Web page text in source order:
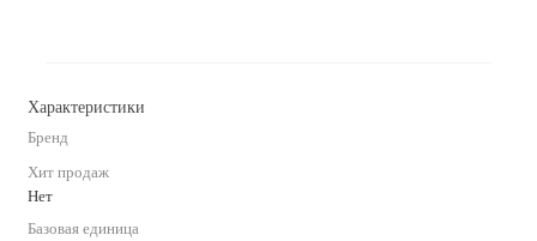
Характеристики
Бренд
Хит продаж
Нет
Базовая единица